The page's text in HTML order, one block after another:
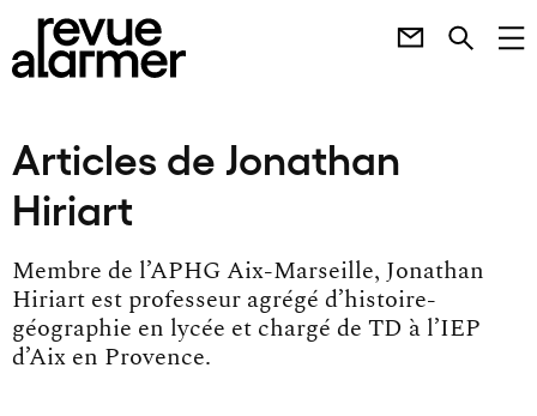
Articles de Jonathan
Hiriart
Membre de l’APHG Aix-Marseille, Jonathan
Hiriart est professeur agrégé d’histoire-
géographie en lycée et chargé de TD à l’IEP
d’Aix en Provence.